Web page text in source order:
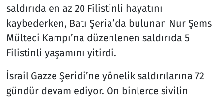
saldırıda en az 20 Filistinli hayatını
kaybederken, Batı Şeria’da bulunan Nur Şems
Mülteci Kampı’na düzenlenen saldırıda 5
Filistinli yaşamını yitirdi.
İsrail Gazze Şeridi’ne yönelik saldırılarına 72
gündür devam ediyor. On binlerce sivilin
Teknoloji ve Bilim
Televizyon